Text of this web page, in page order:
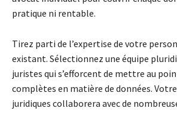
pratique ni rentable.
Tirez parti de l’expertise de votre
existant. Sélectionnez une équipe
juristes qui s’efforcent de mettre au
complètes en matière de données.
juridiques collaborera avec de